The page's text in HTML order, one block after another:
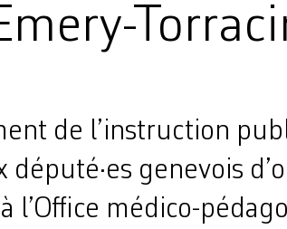
de l’instruction
genevois
l’Office médico-